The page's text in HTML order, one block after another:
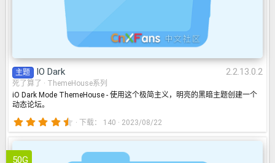
主题 IO Dark 2.2.13.0.2
死了算了
ThemeHouse系列
iO Dark Mode ThemeHouse - 使用这个极简主义，明亮的黑暗主题创建一个
动态论坛。
4
.
5
星
下载 140 2023/08/22
50G